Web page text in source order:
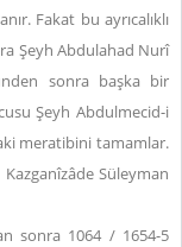
Fakat bu ayrıcalıklı
Şeyh Abdulahad Nurî
sonra başka bir
Şeyh Abdulmecid-i
meratibini tamamlar.
Süleyman
sonra 1064 / 1654-5